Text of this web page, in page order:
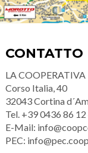
CONTATTO
LA
Corso Italia, 40
32043Cortina
Tel. +39 0436 86 12
E-Mail:
PEC: